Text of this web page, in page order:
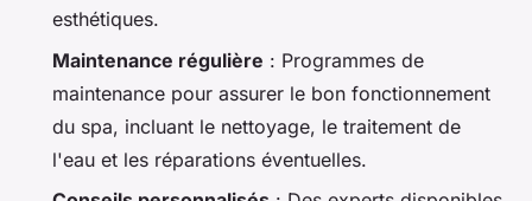
esthétiques.
Maintenance régulière : Programmes de
maintenance pour assurer le bon fonctionnement
du spa, incluant le nettoyage, le traitement de
l'eau et les réparations éventuelles.